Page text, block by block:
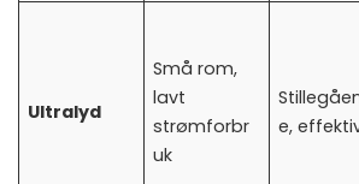
Ultralyd
Små rom,
lavt
strømforbr
uk
e,